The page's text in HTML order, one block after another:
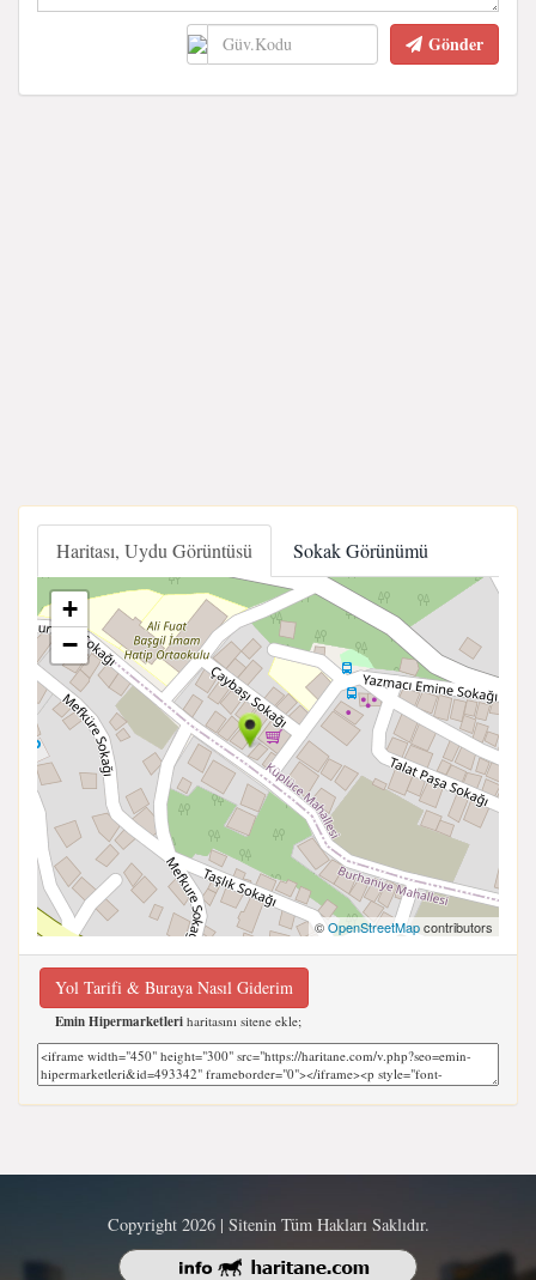
Gönder
Haritası, Uydu Görüntüsü Sokak Görünümü
+
−
©OpenStreetMapcontributors
Yol Tarifi & Buraya Nasıl Giderim
Emin Hipermarketleri haritasını sitene ekle;
Copyright 2026 | Sitenin Tüm Hakları Saklıdır.